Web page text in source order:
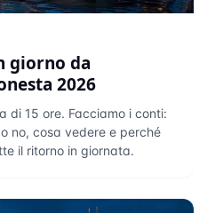
giorno da
2026
di 15 ore. Facciamo i conti:
no, cosa vedere e perché
il ritorno in giornata.